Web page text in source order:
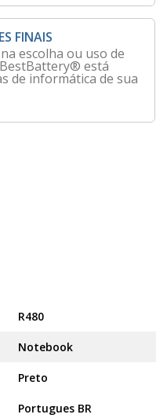
FINAIS
escolha ou uso de
está
de informática de sua
R480
Notebook
Preto
Portugues BR